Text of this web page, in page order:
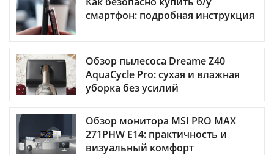
смартфон: подробная инструкция
Обзор пылесоса Dreame Z40
AquaCycle Pro: сухая и влажная
уборка без усилий
Обзор монитора MSI PRO MAX
271PHW E14: практичность и
визуальный комфорт